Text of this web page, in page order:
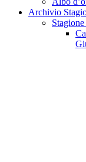
Archivio